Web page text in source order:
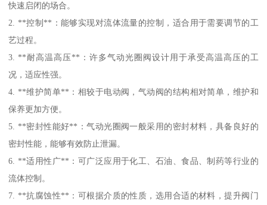
快速启闭的场合。
2. **控制**：能够实现对流体流量的控制，适合用于需要调节的工
艺过程。
3. **耐高温高压**：许多气动光圈阀设计用于承受高温高压的工
况，适应性强。
4. **维护简单**：相较于电动阀，气动阀的结构相对简单，维护和
保养更加方便。
5. **密封性能好**：气动光圈阀一般采用的密封材料，具备良好的
密封性能，能够有效防止泄漏。
6. **适用性广**：可广泛应用于化工、石油、食品、制药等行业的
流体控制。
7. **抗腐蚀性**：可根据介质的性质，选用合适的材料，提升阀门